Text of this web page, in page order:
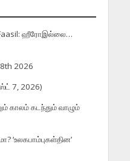
Faasil: ஹீரோஇல்லை…
2026
7, 2026)
காலம் கடந்தும் வாழும்
‘உலகபாம்புகள்தின’